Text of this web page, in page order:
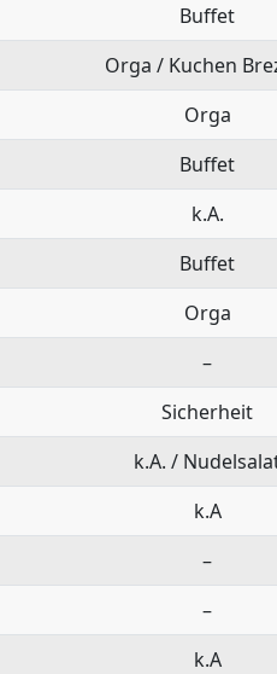
Buffet
Orga / Kuchen
Orga
Buffet
k.A.
Buffet
Orga
–
Sicherheit
k.A. /
k.A
–
–
k.A